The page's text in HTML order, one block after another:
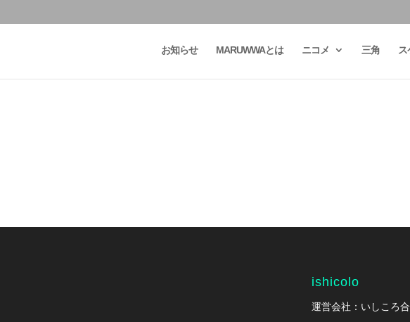
お知らせ MARUWWAとは ニコメ 三角
ishicolo
運営会社：いしころ